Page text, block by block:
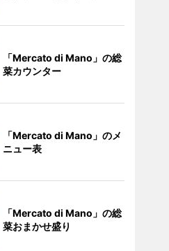
「Mercato di Mano」の総
菜カウンター
「Mercato di Mano」のメ
ニュー表
「Mercato di Mano」の総
菜おまかせ盛り